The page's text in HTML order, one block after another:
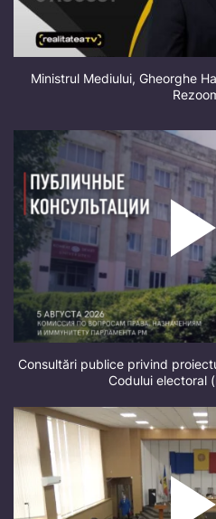
Ministrul Mediului, Gheorghe
Consultări publice privind
Codului electoral